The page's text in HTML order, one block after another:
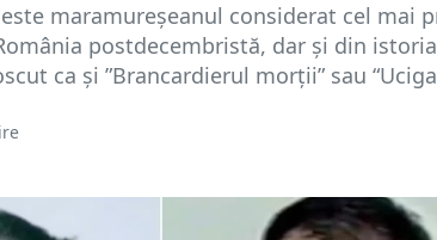
maramureșeanul considerat cel mai
postdecembristă, dar și din istoria
ca și ”Brancardierul morții” sau